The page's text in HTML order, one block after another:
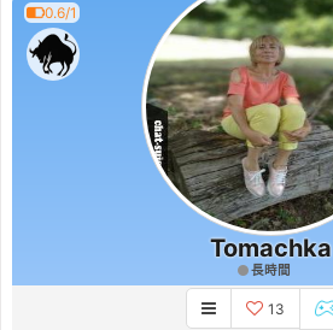
0.6/1
Tomachka
長時間
13